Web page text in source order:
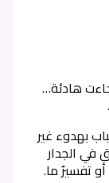
هادئة…
بهدوء غير
في الجدار
تفسيرٌ ما.